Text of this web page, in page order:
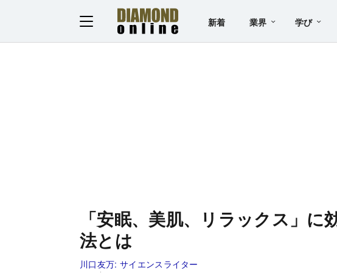
新着 業界 学び
「安眠、美肌、リラックス」
法とは
川口友万: サイエンスライター